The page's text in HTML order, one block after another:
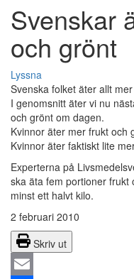
Svenskar
och grönt
Lyssna
Svenska folket äter allt
I genomsnitt äter vi nu
och grönt om dagen.
Kvinnor äter mer frukt och
Kvinnor äter faktiskt lite
Experterna på
ska äta fem portioner frukt
minst ett halvt kilo.
2 februari 2010
Skriv ut